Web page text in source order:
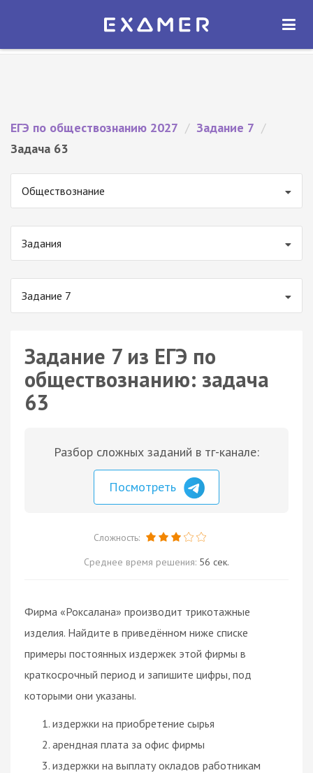
Экзамер — ЕГЭ 2027
ОТКРЫТЬ
ЕГЭ по обществознанию 2027 / Задание 7 /
Задача 63
Обществознание
Задания
Задание 7
Задание 7 из ЕГЭ по
обществознанию: задача
63
Разбор сложных заданий в тг-канале:
Посмотреть
Сложность:
Среднее время решения: 56 сек.
Фирма «Роксалана» производит трикотажные
изделия. Найдите в приведённом ниже списке
примеры постоянных издержек этой фирмы в
краткосрочный период и запишите цифры, под
которыми они указаны.
издержки на приобретение сырья
арендная плата за офис фирмы
издержки на выплату окладов работникам